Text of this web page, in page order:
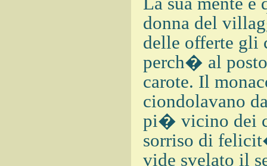
donna del
delle offerte gli
perch� al
carote. Il
ciondolavano
pi� vicino dei
sorriso di
vide svelato il